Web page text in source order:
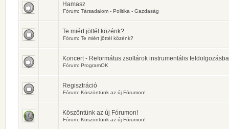
Hamasz
Fórum: Társadalom - Politika - Gazdaság
Te miért jöttél közénk?
Fórum: Te miért jöttél közénk?
Koncert - Református zsoltárok instrumentális
Fórum: ProgramOK
Regisztráció
Fórum: Köszöntünk az új Fórumon!
Köszöntünk az új Fórumon!
Fórum: Köszöntünk az új Fórumon!